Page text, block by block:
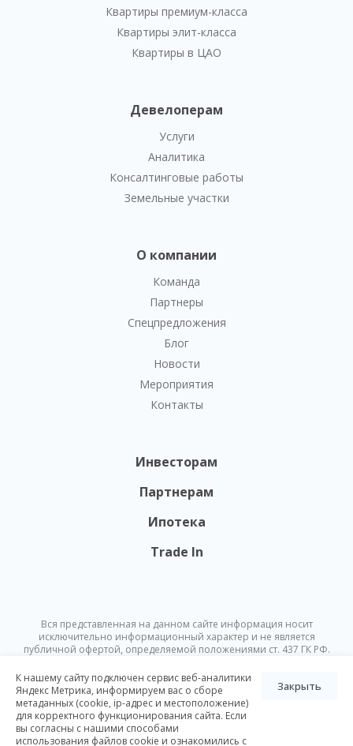
Квартиры премиум-класса
Квартиры элит-класса
Квартиры в ЦАО
Девелоперам
Услуги
Аналитика
Консалтинговые работы
Земельные участки
О компании
Команда
Партнеры
Спецпредложения
Блог
Новости
Мероприятия
Контакты
Инвесторам
Партнерам
Ипотека
Trade In
Вся представленная на данном сайте информация носит
исключительно информационный характер и не является
публичной офертой, определяемой положениями ст. 437 ГК РФ.
изменена в любое время без предварительного уведомления.
© Nikoliers 2026
Положение об обработке персональных данных
К нашему сайту подключен сервис веб-аналитики
Яндекс Метрика, информируем вас о сборе
метаданных (cookie, ip-адрес и местоположение)
для корректного функционирования сайта. Если
вы согласны с нашими способами
использования файлов cookie и ознакомились с
Закрыть